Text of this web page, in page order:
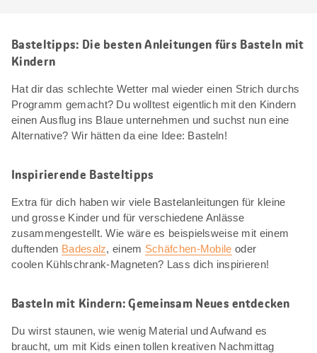
Basteltipps: Die besten Anleitungen fürs Basteln mit
Kindern
Hat dir das schlechte Wetter mal wieder einen Strich durchs
Programm gemacht? Du wolltest eigentlich mit den Kindern
einen Ausflug ins Blaue unternehmen und suchst nun eine
Alternative? Wir hätten da eine Idee: Basteln!
Inspirierende Basteltipps
Extra für dich haben wir viele Bastelanleitungen für kleine
und grosse Kinder und für verschiedene Anlässe
zusammengestellt. Wie wäre es beispielsweise mit einem
duftenden Badesalz, einem Schäfchen-Mobile oder
coolen Kühlschrank-Magneten? Lass dich inspirieren!
Basteln mit Kindern: Gemeinsam Neues entdecken
Du wirst staunen, wie wenig Material und Aufwand es
braucht, um mit Kids einen tollen kreativen Nachmittag